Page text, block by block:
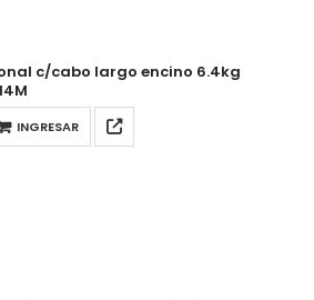
c/cabo largo encino 6.4kg
INGRESAR